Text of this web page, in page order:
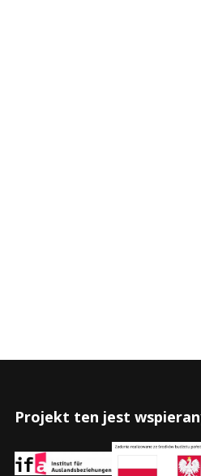
Projekt ten jest